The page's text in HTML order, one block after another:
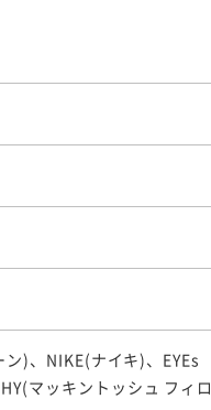
)、NIKE(ナイキ)、EYEs
マッキントッシュ フィロ